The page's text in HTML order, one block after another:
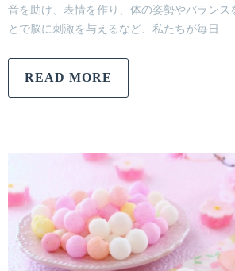
音を助け、表情を作り、体の姿勢やバランス
とで脳に刺激を与えるなど、私たちが毎日
READ MORE